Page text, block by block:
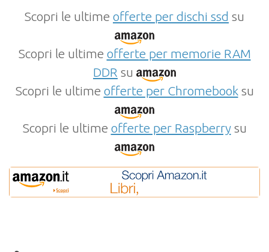
Scopri le ultime offerte per dischi ssd su
Scopri le ultime offerte per memorie RAM
DDR su
Scopri le ultime offerte per Chromebooksu
Scopri le ultime offerte per Raspberrysu